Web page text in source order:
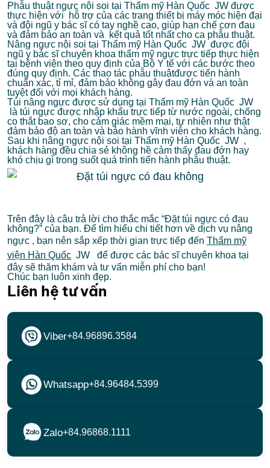
Phẫu thuật ngực nội soi tại Thẩm mỹ Hàn Quốc JW được
thực hiện với hỗ trợ của các trang thiết bị máy móc hiện đại
và đội ngũ y bác sĩ có tay nghề cao, giúp hạn chế cơn đau
và đảm bảo an toàn và kết quả tốt nhất cho ca phẫu thuật.
Nâng ngực nội soi tại Thẩm mỹ Hàn Quốc JW được đội
ngũ y bác sĩ chuyên khoa thẩm mỹ ngực trực tiếp thực hiện
tại bệnh viện theo quy định của Bộ Y tế với các bước theo
đúng quy định. Các thao tác phẫu thuậtđược tiến hành
chuẩn xác, tỉ mỉ, đảm bảo không gây đau đớn và an toàn
tuyệt đối với mọi khách hàng.
Túi nâng ngực được sử dụng tại Thẩm mỹ Hàn Quốc JW
là túi ngực được nhập khẩu trực tiếp từ nước ngoài, chống
co thắt bao sơ, cho cảm giác mềm mại, tự nhiên như thật
đảm bảo độ an toàn và bảo hành vĩnh viễn cho khách hàng.
Sau khi nâng ngực nội soi tại Thẩm mỹ Hàn Quốc JW ,
khách hàng đều chia sẻ không hề cảm thấy đau đớn hay
khó chịu gì trong suốt quá trình tiến hành phẫu thuật.
Trên đây là câu trả lời cho thắc mắc “Đặt túi ngực có đau
không?” của bạn. Để tìm hiểu chi tiết hơn về dịch vụ nâng
ngực , bạn nên sắp xếp thời gian trực tiếp đến Thẩm mỹ
viện Hàn Quốc JW để được các bác sĩ chuyên khoa tại
đây sẽ thăm khám và tư vấn miễn phí cho bạn!
Chúc bạn luôn xinh đẹp.
Liên hệ tư vấn
Viber+84.96896.3584
Whatsapp+84.96484.5399
Zalo+84.96868.1111